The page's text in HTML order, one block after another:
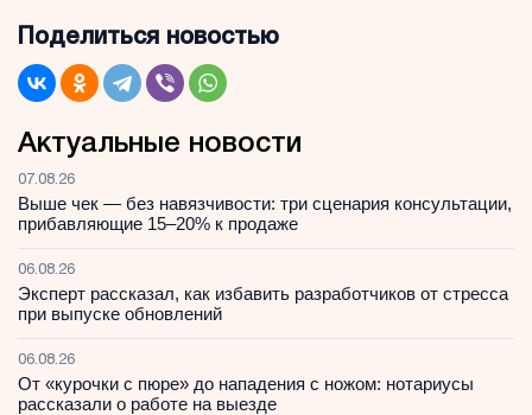
Поделиться новостью
Актуальные новости
07.08.26
Выше чек — без навязчивости: три сценария консультации,
прибавляющие 15–20% к продаже
06.08.26
Эксперт рассказал, как избавить разработчиков от стресса
при выпуске обновлений
06.08.26
От «курочки с пюре» до нападения с ножом: нотариусы
рассказали о работе на выезде